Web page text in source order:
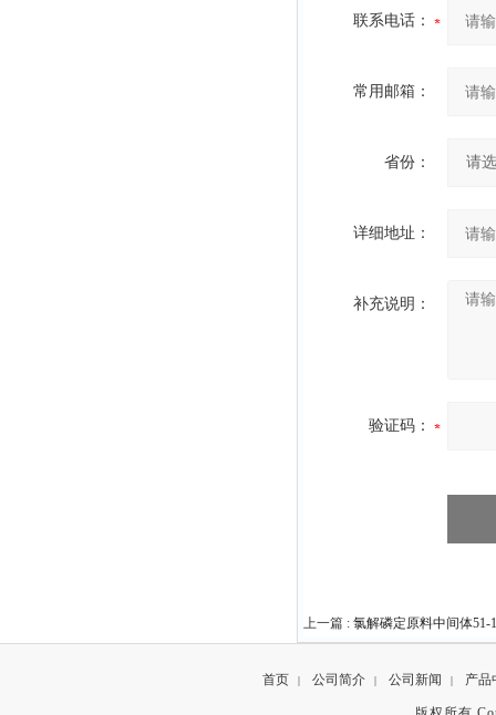
联系电话：
常用邮箱：
省份：
详细地址：
补充说明：
验证码：
上一篇 : 氯解磷定原料中间体51-
首页 | 公司简介 | 公司新闻 | 产品